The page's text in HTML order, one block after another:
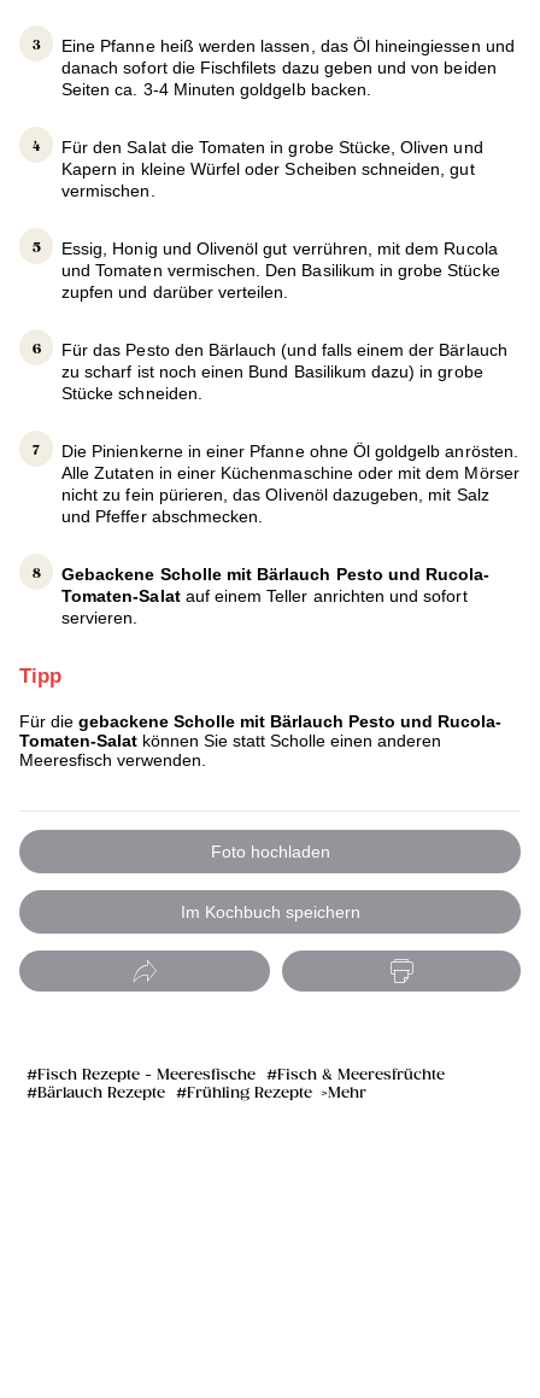
Eine Pfanne heiß werden lassen, das Öl hineingiessen und
danach sofort die Fischfilets dazu geben und von beiden
Seiten ca. 3-4 Minuten goldgelb backen.
Für den Salat die Tomaten in grobe Stücke, Oliven und
Kapern in kleine Würfel oder Scheiben schneiden, gut
vermischen.
Essig, Honig und Olivenöl gut verrühren, mit dem Rucola
und Tomaten vermischen. Den Basilikum in grobe Stücke
zupfen und darüber verteilen.
Für das Pesto den Bärlauch (und falls einem der Bärlauch
zu scharf ist noch einen Bund Basilikum dazu) in grobe
Stücke schneiden.
Die Pinienkerne in einer Pfanne ohne Öl goldgelb anrösten.
Alle Zutaten in einer Küchenmaschine oder mit dem Mörser
nicht zu fein pürieren, das Olivenöl dazugeben, mit Salz
und Pfeffer abschmecken.
Gebackene Scholle mit Bärlauch Pesto und Rucola-
Tomaten-Salat auf einem Teller anrichten und sofort
servieren.
Tipp
Für die gebackene Scholle mit Bärlauch Pesto und Rucola-
Tomaten-Salat können Sie statt Scholle einen anderen
Meeresfisch verwenden.
Foto hochladen
Im Kochbuch speichern
Fisch Rezepte - Meeresfische
Fisch & Meeresfrüchte
Bärlauch Rezepte
Frühling Rezepte Mehr